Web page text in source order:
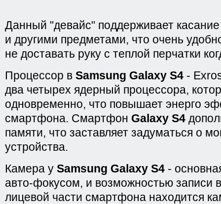
Данный "девайс" поддерживает
и другими предметами, что очень
не доставать руку с теплой перчатки
Процессор в Samsung Galaxy S4 -
два четырех ядерный процессора,
одновременно, что повышает энерго
смартфона. Смартфон Galaxy S4
памяти, что заставляет задуматься о
устройства.
Камера у Samsung Galaxy S4 -
авто-фокусом, и возможностью записи
лицевой части смартфона находится